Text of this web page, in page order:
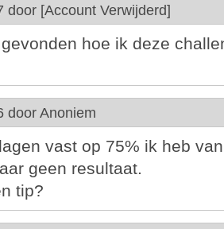
door [Account Verwijderd]
hoe ik deze
door Anoniem
vast op 75% ik heb
geen resultaat.
tip?